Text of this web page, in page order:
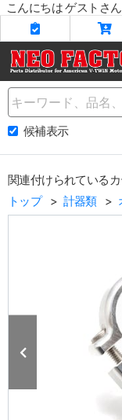
こんにちは ゲストさん
Name
候補表示
関連付けられている
トップ
計器類